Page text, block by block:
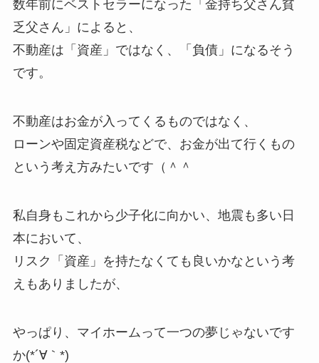
数年前にベストセラーになった「金持ち父さん貧
乏父さん」によると、
不動産は「資産」ではなく、「負債」になるそう
です。
不動産はお金が入ってくるものではなく、
ローンや固定資産税などで、お金が出て行くもの
という考え方みたいです（＾＾
私自身もこれから少子化に向かい、地震も多い日
本において、
リスク「資産」を持たなくても良いかなという考
えもありましたが、
やっぱり、マイホームって一つの夢じゃないです
か(*´∀｀*)